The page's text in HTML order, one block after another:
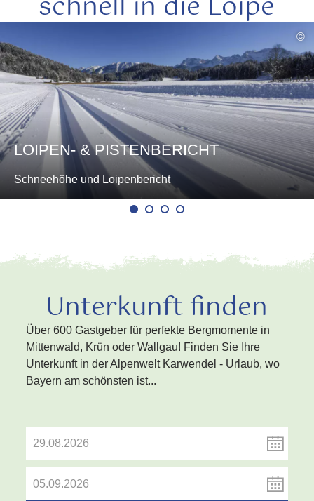
©
LOIPEN- & PISTENBERICHT
Schneehöhe und Loipenbericht
Unterkunft finden
Über 600 Gastgeber für perfekte Bergmomente in
Mittenwald, Krün oder Wallgau! Finden Sie Ihre
Unterkunft in der Alpenwelt Karwendel - Urlaub, wo
Bayern am schönsten ist...